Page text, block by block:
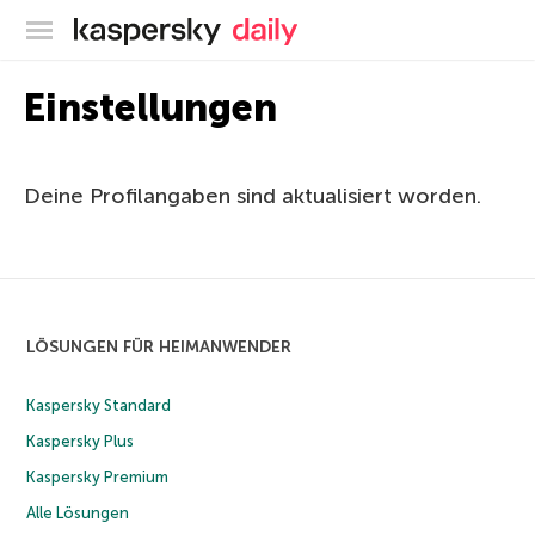
Offizieller Blog von Kaspersky
Einstellungen
Deine Profilangaben sind aktualisiert worden.
LÖSUNGEN FÜR HEIMANWENDER
Kaspersky Standard
Kaspersky Plus
Kaspersky Premium
Alle Lösungen